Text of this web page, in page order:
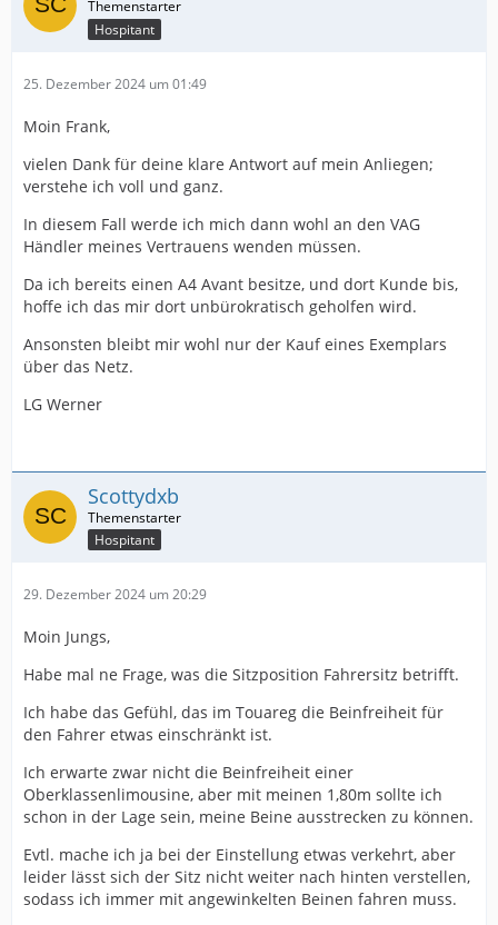
Hospitant
25. Dezember 2024 um 01:49
Moin Frank,
vielen Dank für deine klare Antwort auf mein Anliegen;
verstehe ich voll und ganz.
In diesem Fall werde ich mich dann wohl an den VAG
Händler meines Vertrauens wenden müssen.
Da ich bereits einen A4 Avant besitze, und dort Kunde bis,
hoffe ich das mir dort unbürokratisch geholfen wird.
Ansonsten bleibt mir wohl nur der Kauf eines Exemplars
über das Netz.
LG Werner
Scottydxb
Hospitant
29. Dezember 2024 um 20:29
Moin Jungs,
Habe mal ne Frage, was die Sitzposition Fahrersitz betrifft.
Ich habe das Gefühl, das im Touareg die Beinfreiheit für
den Fahrer etwas einschränkt ist.
Ich erwarte zwar nicht die Beinfreiheit einer
Oberklassenlimousine, aber mit meinen 1,80m sollte ich
schon in der Lage sein, meine Beine ausstrecken zu können.
Evtl. mache ich ja bei der Einstellung etwas verkehrt, aber
leider lässt sich der Sitz nicht weiter nach hinten verstellen,
sodass ich immer mit angewinkelten Beinen fahren muss.